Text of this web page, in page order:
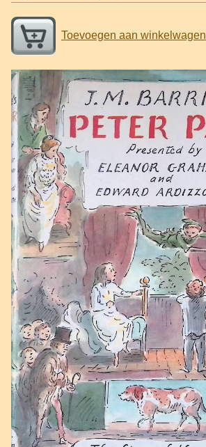
Toevoegen aan winkelwagen